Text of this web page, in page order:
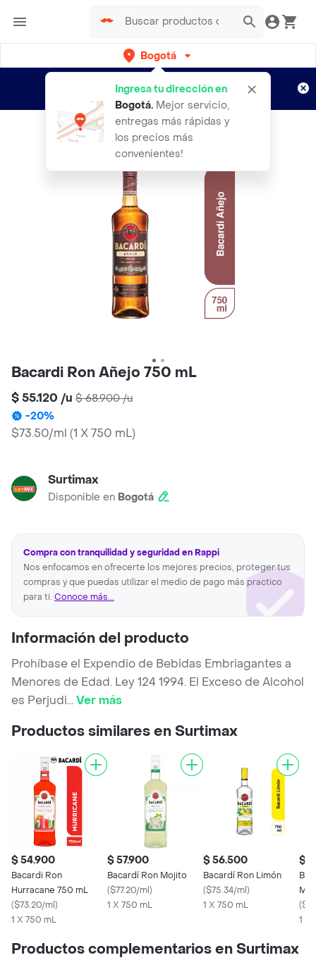
Bogotá
Ingresa tu dirección en
Bogotá. Mejor servicio,
entregas más rápidas y
los precios más
convenientes!
envíos gratis por semanas
Aplican TyC
Bacardi Ron Añejo 750 mL
$ 55.120 /u $ 68.900/u
-20%
$73.50/ml (1 X 750 mL)
Surtimax
Disponible en Bogotá
Compra con tranquilidad y seguridad en Rappi
Nos enfocamos en ofrecerte los mejores precios, proteger tus
compras y que puedas utilizar el medio de pago más practico
para ti. Conoce más...
Información del producto
Prohíbase el Expendio de Bebidas Embriagantes a
Menores de Edad. Ley 124 1994. El Exceso de Alcohol
es Perjudi...Ver más
Productos similares en Surtimax
$ 54.900
Bacardi Ron
Hurracane 750 mL
($73.20/ml)
1 X 750 mL
$ 57.900
Bacardí Ron Mojito
($77.20/ml)
1 X 750 mL
$ 56.500
Bacardí Ron Limón
($75.34/ml)
1 X 750 mL
$
(
1 X
Productos complementarios en Surtimax